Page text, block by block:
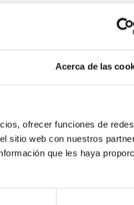
Acerca de las
ofrecer funciones de
sitio web con nuestros
que les haya